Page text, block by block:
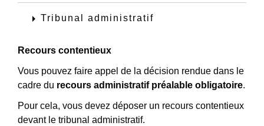
arrow_right Tribunal administratif
Recours contentieux
Vous pouvez faire appel de la décision rendue dans le
cadre du recours administratif préalable obligatoire.
Pour cela, vous devez déposer un recours contentieux
devant le tribunal administratif.